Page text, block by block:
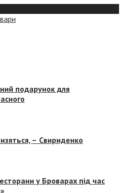
подарунок для
– Свириденко
у Броварах під час